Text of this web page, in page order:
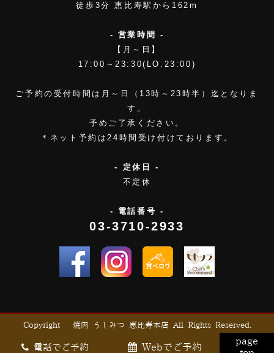
徒歩3分 恵比寿駅から162m
- 営業時間 -
【月～日】
17:00～23:30(LO.23:00)
ご予約の受付時間は月～日（13時～23時半）迄となりま
す。
予めご了承ください。
＊ネット予約は24時間受け付けております。
- 定休日 -
不定休
- 電話番号 -
03-3710-2933
Copyright © 焼肉 うしみつ 恵比寿本店 All Rights Reserved.
電話でご予約 Webでご予約
page